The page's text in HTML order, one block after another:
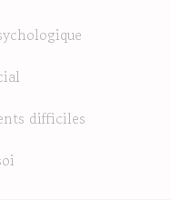
difficiles